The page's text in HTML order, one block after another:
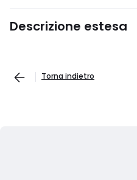
Descrizione estesa
Torna indietro